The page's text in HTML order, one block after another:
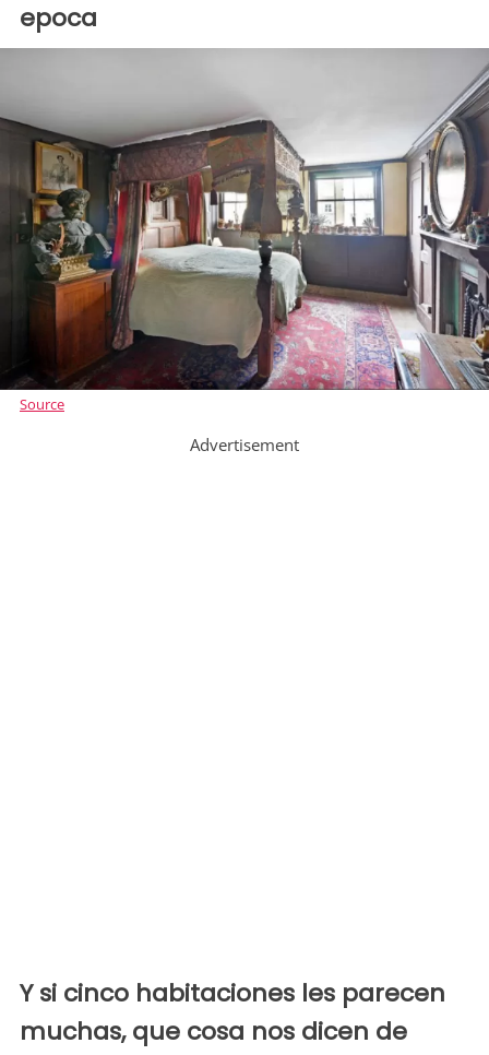
epoca
Source
Advertisement
Y si cinco habitaciones les parecen
muchas, que cosa nos dicen de